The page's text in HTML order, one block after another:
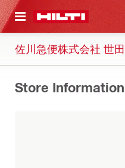
内容を表示
佐川急便株式会社 世
Store Information